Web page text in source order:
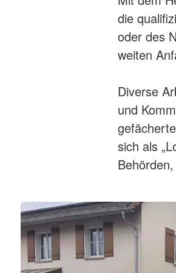
die
oder des
weiten
Diverse
und
sich als